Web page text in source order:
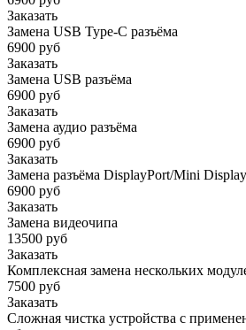
Заказать
Замена USB Type-C разъёма
6900 руб
Заказать
Замена USB разъёма
6900 руб
Заказать
Замена аудио разъёма
6900 руб
Заказать
Замена разъёма DisplayPort/Mini
6900 руб
Заказать
Замена видеочипа
13500 руб
Заказать
Комплексная замена нескольких
7500 руб
Заказать
Сложная чистка устройства с